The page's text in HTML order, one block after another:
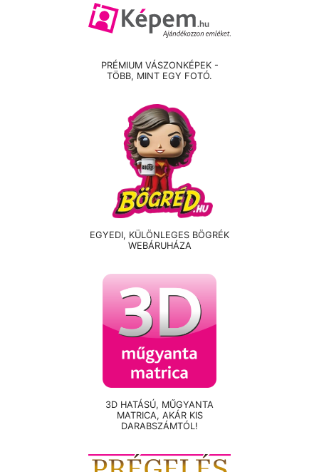
PRÉMIUM VÁSZONKÉPEK -
TÖBB, MINT EGY FOTÓ.
EGYEDI, KÜLÖNLEGES BÖGRÉK
WEBÁRUHÁZA
3D HATÁSÚ, MŰGYANTA
MATRICA, AKÁR KIS
DARABSZÁMTÓL!